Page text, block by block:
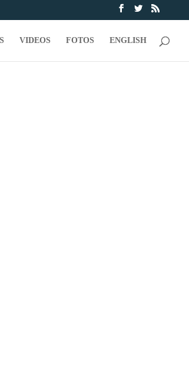
VIDEOS FOTOS ENGLISH